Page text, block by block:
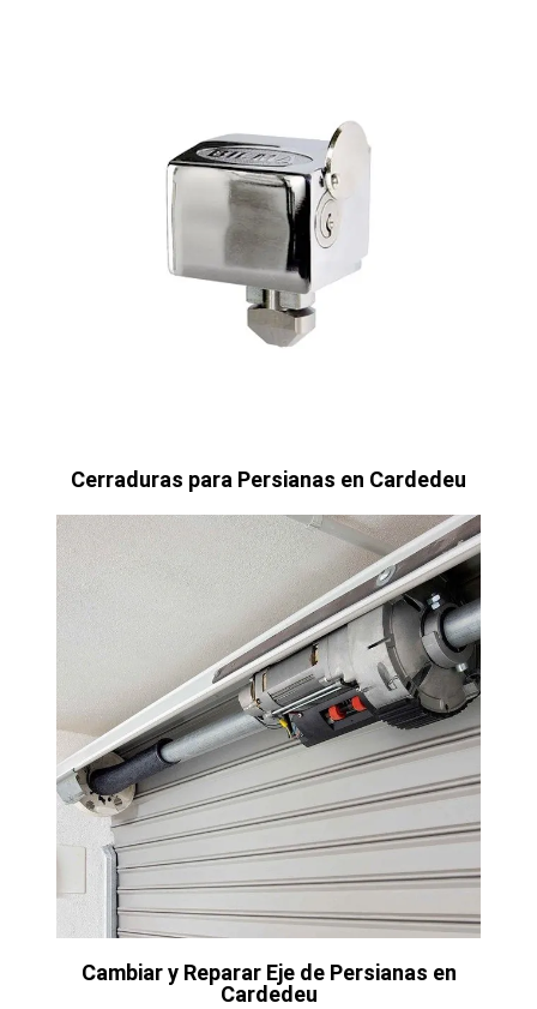
Cerraduras para Persianas en Cardedeu
Cambiar y Reparar Eje de Persianas en
Cardedeu